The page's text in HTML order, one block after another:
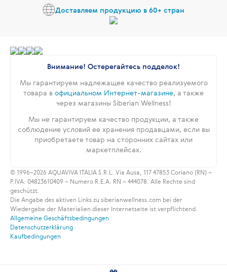
Доставляем продукцию в 60+ стран
Внимание! Остерегайтесь подделок!
Мы гарантируем надлежащее качество реализуемого
товара в официальном Интернет-магазине, а также
через магазины Siberian Wellness!
Мы не гарантируем качество продукции, а также
соблюдение условий ее хранения продавцами, если вы
приобретаете товар на сторонних сайтах или
маркетплейсах.
© 1996–2026 AQUAVIVA ITALIA S.R.L. Via Ausa, 117 47853 Coriano (RN) –
P.IVA: 04823610409 – Numero R.E.A. RN – 444078. Alle Rechte sind
geschützt.
Die Angabe des aktiven Links zu siberianwellness.com bei der
Wiedergabe der Materialien dieser Internetseite ist verpflichtend.
Allgemeine Geschäftsbedingungen
Datenschutzerklärung
Kaufbedingungen